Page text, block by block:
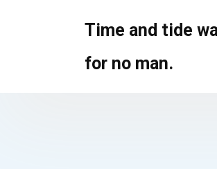
Time and tide
for no man.